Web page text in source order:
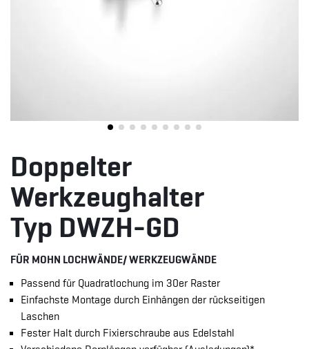
Doppelter
Werkzeughalter
Typ DWZH-GD
FÜR MOHN LOCHWÄNDE/ WERKZEUGWÄNDE
Passend für Quadratlochung im 30er Raster
Einfachste Montage durch Einhängen der rückseitigen
Laschen
Fester Halt durch Fixierschraube aus Edelstahl